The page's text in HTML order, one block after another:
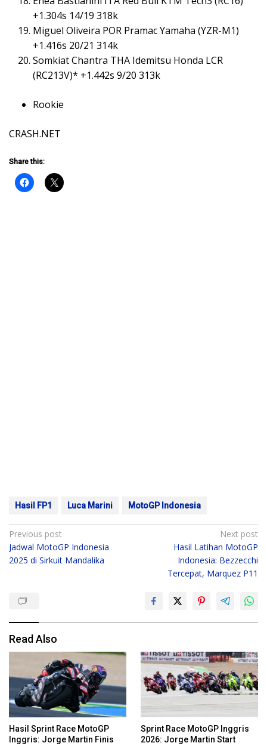
+1.304s 14/19 318k
Miguel Oliveira POR Pramac Yamaha (YZR-M1)
+1.416s 20/21 314k
Somkiat Chantra THA Idemitsu Honda LCR
(RC213V)* +1.442s 9/20 313k
Rookie
CRASH.NET
Share this:
Hasil FP1 Luca Marini MotoGP Indonesia
Post
navigation
Previous post
Jadwal MotoGP Indonesia
2025 di Sirkuit Mandalika
Next post
Hasil Latihan MotoGP
Indonesia: Bezzecchi
Tercepat, Marquez P11
Read Also
Hasil Sprint Race MotoGP
Inggris: Jorge Martin Finis
Sprint Race MotoGP Inggris
2026: Jorge Martin Start